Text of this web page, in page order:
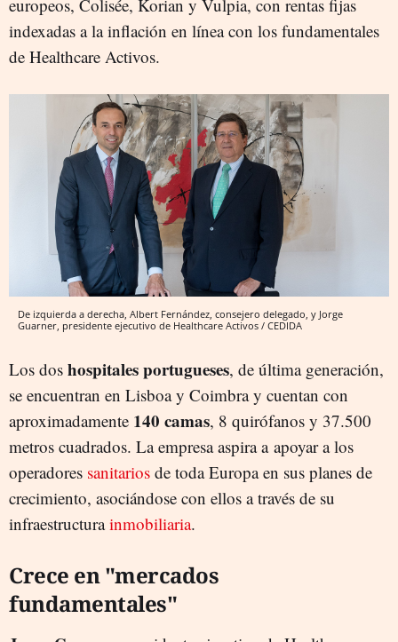
europeos, Colisée, Korian y Vulpia, con rentas fijas
indexadas a la inflación en línea con los fundamentales
de Healthcare Activos.
De izquierda a derecha, Albert Fernández, consejero delegado, y Jorge
Guarner, presidente ejecutivo de Healthcare Activos / CEDIDA
Los dos hospitales portugueses, de última generación,
se encuentran en Lisboa y Coimbra y cuentan con
aproximadamente 140 camas, 8 quirófanos y 37.500
metros cuadrados. La empresa aspira a apoyar a los
operadores sanitarios de toda Europa en sus planes de
crecimiento, asociándose con ellos a través de su
infraestructurainmobiliaria.
Crece en "mercados
fundamentales"